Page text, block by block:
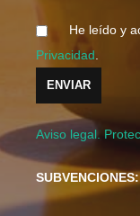
He leído y
Privacidad.
Aviso legal.
SUBVENCIONES: